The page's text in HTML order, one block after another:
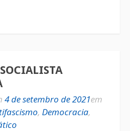
4 de setembro de 2021em
, Democracia,